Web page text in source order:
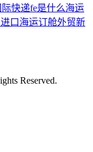
快递fe是什么海运
进口海运订舱外贸新
Reserved.